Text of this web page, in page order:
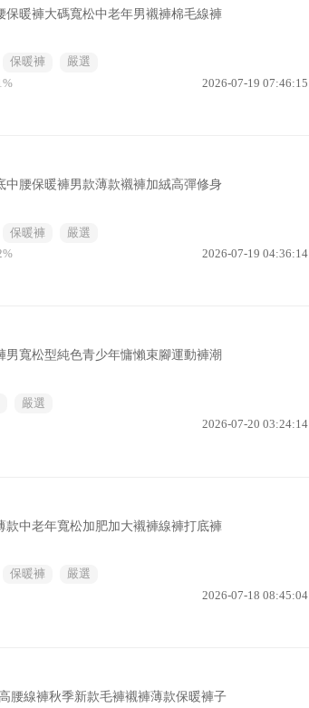
保暖褲大碼寬松中老年男襯褲棉毛線褲
保暖褲
嚴選
2026-07-19 07:46:15
中腰保暖褲男款薄款襯褲加絨高彈修身
保暖褲
嚴選
2026-07-19 04:36:14
男寬松型純色青少年慵懶束腳運動褲潮
嚴選
2026-07-20 03:24:14
款中老年寬松加肥加大襯褲線褲打底褲
保暖褲
嚴選
2026-07-18 08:45:04
腰線褲秋季新款毛褲襯褲薄款保暖褲子